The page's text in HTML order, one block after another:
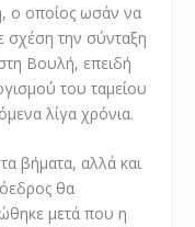
ο οποίος ωσάν να
σχέση την σύνταξη
Βουλή, επειδή
του ταμείου
λίγα χρόνια.
βήματα, αλλά και
θα
μετά που η